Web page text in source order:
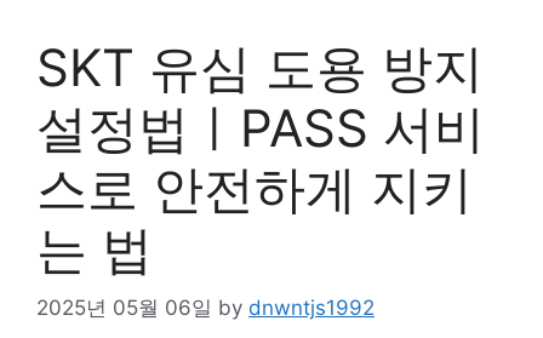
SKT 유심 도용 방지
설정법ㅣPASS 서비
스로 안전하게 지키
는 법
2025년 05월 06일 by dnwntjs1992